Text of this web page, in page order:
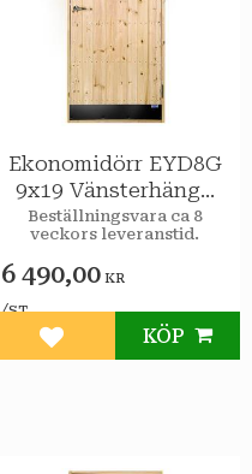
Ekonomidörr EYD8G
9x19 Vänsterhängd
STAR Varmförråd 2-
glas isolerruta
Beställningsvara ca 8
veckors leveranstid.
6 490,00 KR
/ST
Lägg till i favoriter
KÖP